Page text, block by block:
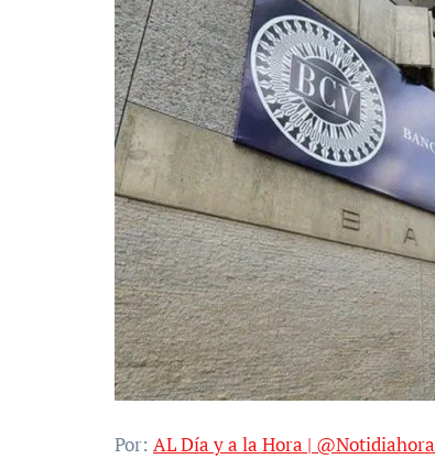
Por: AL Día y a la Hora | @Notidiahora